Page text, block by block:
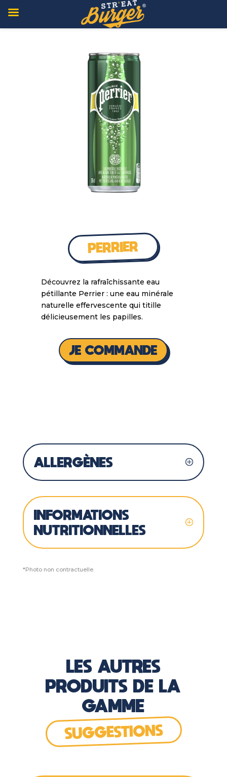
PERRIER
Découvrez la rafraîchissante eau
pétillante Perrier : une eau minérale
naturelle effervescente qui titille
délicieusement les papilles.
JE COMMANDE
ALLERGÈNES
INFORMATIONS
NUTRITIONNELLES
*Photo non contractuelle.
LES AUTRES
PRODUITS DE LA
GAMME
SUGGESTIONS